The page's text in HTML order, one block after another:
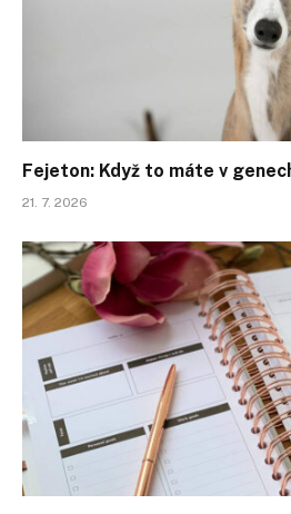
Fejeton: Když to máte v
21. 7. 2026